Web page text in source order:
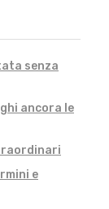
senza
ancora le
e